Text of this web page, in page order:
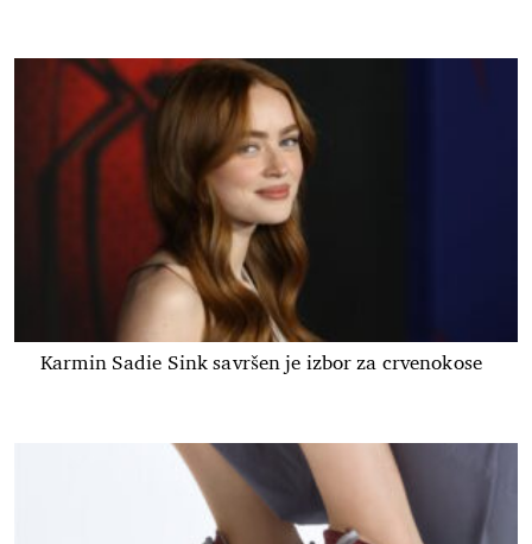
Karmin Sadie Sink savršen je izbor za crvenokose